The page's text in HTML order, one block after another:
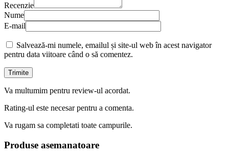
Recenzie
Nume
E-mail
Salvează-mi numele, emailul și site-ul web în acest navigator
pentru data viitoare când o să comentez.
Va multumim pentru review-ul acordat.
Rating-ul este necesar pentru a comenta.
Va rugam sa completati toate campurile.
Produse asemanatoare